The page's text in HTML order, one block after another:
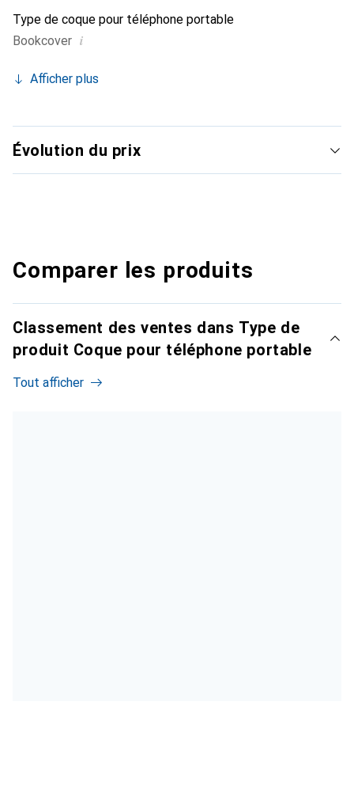
Type de coque pour téléphone portable
Bookcover i
Afficher plus
Évolution du prix
Comparer les produits
Classement des ventes dans Type de
produit Coque pour téléphone portable
Tout afficher